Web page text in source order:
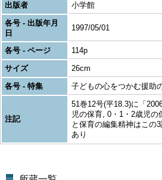
出版者
小学館
各号 - 出版年月
日
1997/05/01
各号 - ページ
114p
サイズ
26cm
各号 - 特集
子どもの心をつかむ援助
注記
51巻12号(平18.3)に「
児の保育, 0・1・2歳児
と保育の編集精神はこの
あり